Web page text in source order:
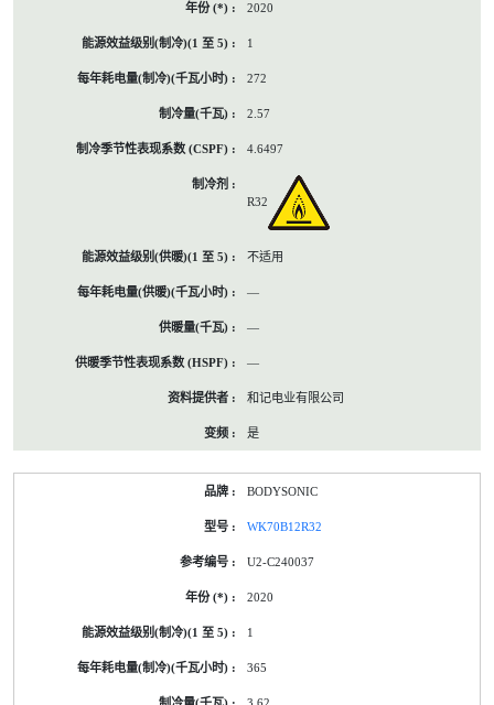
2020
1
272
2.57
4.6497
R32
不适用
—
—
—
和记电业有限公司
是
BODYSONIC
WK70B12R32
U2-C240037
2020
1
365